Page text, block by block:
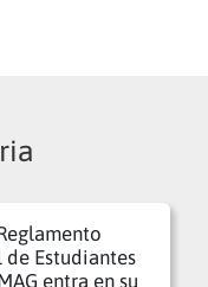
de Estudiantes
entra en su